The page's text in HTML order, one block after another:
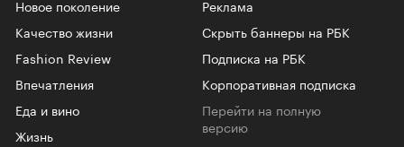
Новое поколение
Качество жизни
Fashion Review
Впечатления
Еда и вино
Жизнь
Реклама
Скрыть баннеры на РБК
Подписка на РБК
Корпоративная подписка
Перейти на полную
версию